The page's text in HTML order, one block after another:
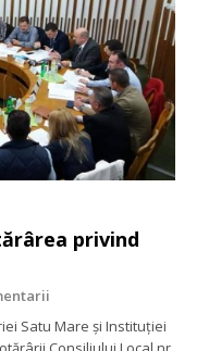
privind
Satu Mare şi Instituţiei